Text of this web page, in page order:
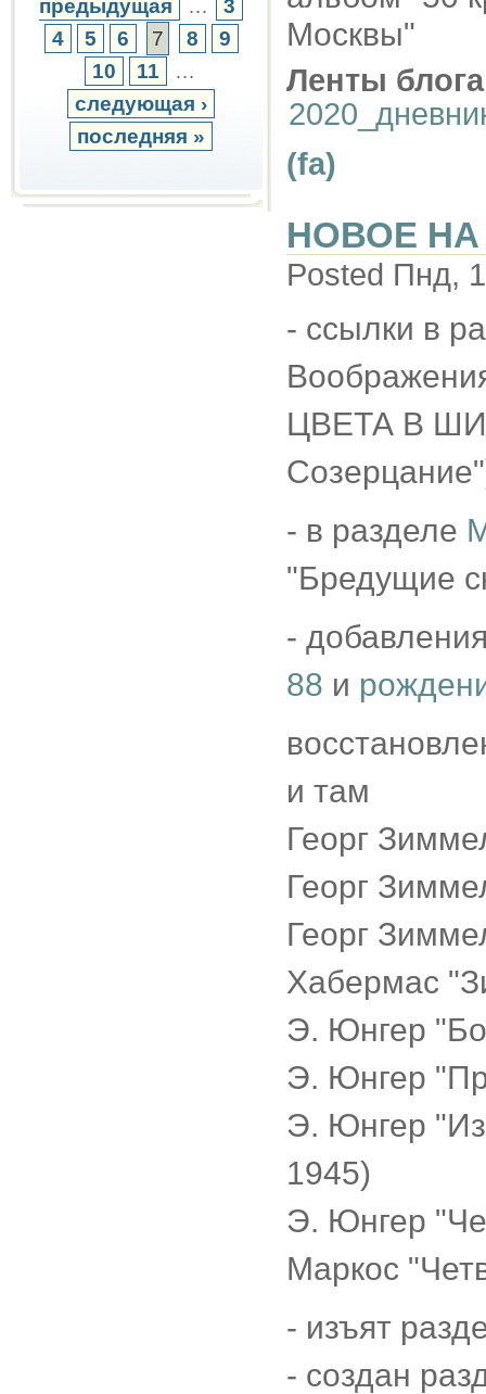
предыдущая …
3
4
5 6 7 8
9
10
11
…
следующая ›
последняя »
Москвы"
Ленты
(fa)
НОВОЕ НА
Posted Пнд,
- ссылки в
ЦВЕТА В
- в разделе
"Бредущие
-
88 и
и там
Георг
Георг
Георг
Хабермас
Э. Юнгер
Э. Юнгер
Э. Юнгер
1945)
Э. Юнгер
Маркос
- изъят
- создан